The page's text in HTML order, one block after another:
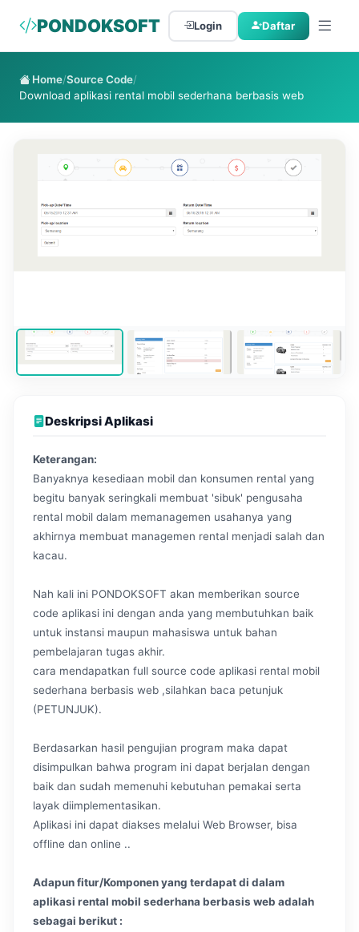
PONDOKSOFT Login Daftar
Home/Source Code/
Download aplikasi rental mobil sederhana berbasis web
Deskripsi Aplikasi
Keterangan:
Banyaknya kesediaan mobil dan konsumen rental yang
begitu banyak seringkali membuat 'sibuk' pengusaha
rental mobil dalam memanagemen usahanya yang
akhirnya membuat managemen rental menjadi salah dan
kacau.
Nah kali ini PONDOKSOFT akan memberikan source
code aplikasi ini dengan anda yang membutuhkan baik
untuk instansi maupun mahasiswa untuk bahan
pembelajaran tugas akhir.
cara mendapatkan full source code aplikasi rental mobil
sederhana berbasis web ,silahkan baca petunjuk
(PETUNJUK).
Berdasarkan hasil pengujian program maka dapat
disimpulkan bahwa program ini dapat berjalan dengan
baik dan sudah memenuhi kebutuhan pemakai serta
layak diimplementasikan.
Aplikasi ini dapat diakses melalui Web Browser, bisa
offline dan online ..
Adapun fitur/Komponen yang terdapat di dalam
aplikasi rental mobil sederhana berbasis web adalah
sebagai berikut :